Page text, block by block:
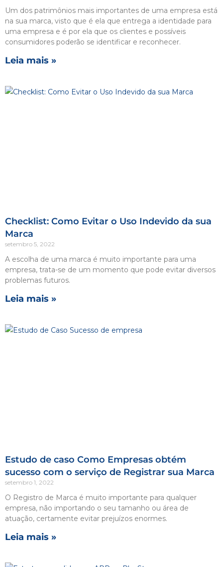
Um dos patrimônios mais importantes de uma empresa está
na sua marca, visto que é ela que entrega a identidade para
uma empresa e é por ela que os clientes e possíveis
consumidores poderão se identificar e reconhecer.
Leia mais »
Checklist: Como Evitar o Uso Indevido da sua
Marca
setembro 5, 2022
A escolha de uma marca é muito importante para uma
empresa, trata-se de um momento que pode evitar diversos
problemas futuros.
Leia mais »
Estudo de caso Como Empresas obtém
sucesso com o serviço de Registrar sua Marca
setembro 1, 2022
O Registro de Marca é muito importante para qualquer
empresa, não importando o seu tamanho ou área de
atuação, certamente evitar prejuízos enormes.
Leia mais »